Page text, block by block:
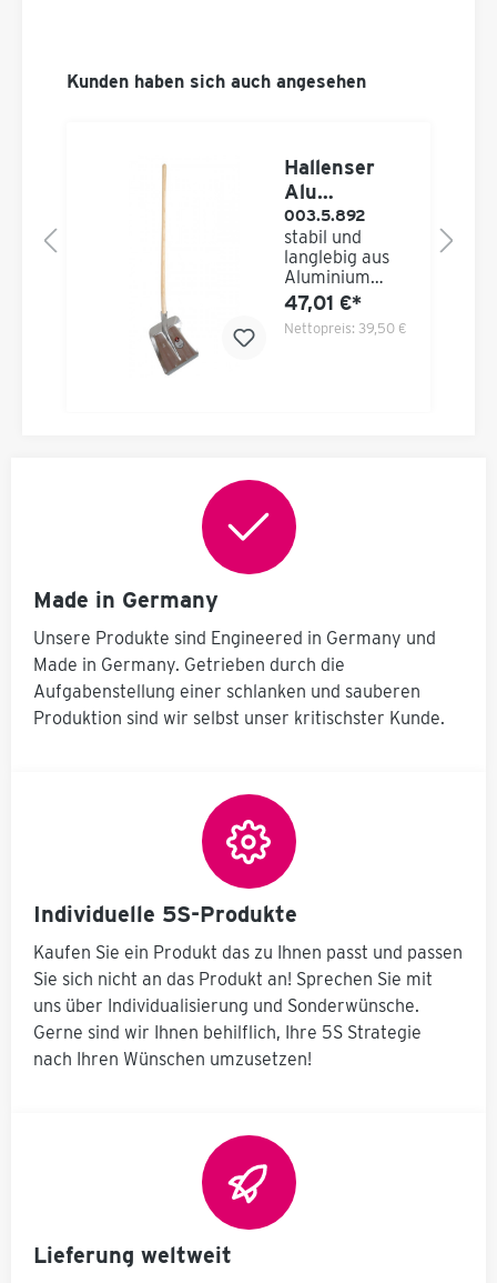
Kunden haben sich auch angesehen
Hallenser
Alu
Rundschaufe
l mit Stiel
003.5.892
stabil und
langlebig aus
Aluminium
Blech gepresst
leicht Flache
Auflagefläche
47,01 €*
Nettopreis: 39,50 €
Made in Germany
Unsere Produkte sind Engineered in Germany und
Made in Germany. Getrieben durch die
Aufgabenstellung einer schlanken und sauberen
Produktion sind wir selbst unser kritischster Kunde.
Individuelle 5S-Produkte
Kaufen Sie ein Produkt das zu Ihnen passt und passen
Sie sich nicht an das Produkt an! Sprechen Sie mit
uns über Individualisierung und Sonderwünsche.
Gerne sind wir Ihnen behilflich, Ihre 5S Strategie
nach Ihren Wünschen umzusetzen!
Lieferung weltweit